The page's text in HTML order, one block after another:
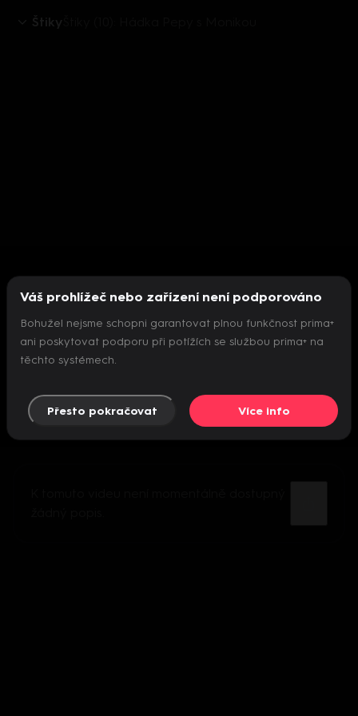
Štiky
Nepodařilo se inicializovat přehrávač
Váš prohlížeč nebo zařízení není podporováno
Bohužel nejsme schopni garantovat plnou funkčnost prima+
ani poskytovat podporu při potížích se službou prima+ na
těchto systémech.
Přesto pokračovat Více info